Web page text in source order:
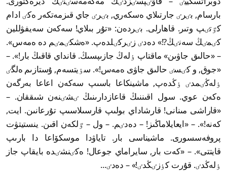
بارسام, بٸرٸ جارتىلاي ەسكەري, بٸرٸ جاي قىزمەتكەر ەكٸ ادام
كٷتٸپ وتىر. قاھارلى. بٸردەن: «تۇر بىلاي! سەكەن سەيفۋللين
كٸمٸڭ سەنٸڭ?!» دەدٸ زٸركٸلدەپ. «ەشكٸمٸم دە ەمەس».
– «حالىق جاۋىن» ماقتاپ ٶلەڭ جازىپسىڭ. قانداي قاقىڭ بار!». –
«جوق, و كٸسٸ حالىق جاۋى ەمەس!». سٶيتسەم, ۇستازىم ەلگٸ
ٶلەڭٸمدٸ ٶڭدەپ, ماشينكاعا باسىپ سەكەن اعاعا بەرگەن
ەكەن عوي. سول اقىننىڭ قاعازدارىنىڭ ٸشٸنەن شىققان. –
«قاراشى مىنانى! قارشاداي بولىپ قارسىلاسىپ تۇرعانىن. ايت,
كەنە!». – «ايعايلاماڭىز! – دەدٸم. – ول – ٷلكەن اقىن. ينستيتۋت
پروفەسسورى. ماشيناسى بار. تاياۋدا موسكۆاعا دا بارىپ
قايتتى». – «كەت بار, سايراماي جوعال! ەكٸنشٸدە بايقاپ جاز
ٶلەڭدٸ. قۇرت كٶزٸڭدٸ!» – دەدٸ...